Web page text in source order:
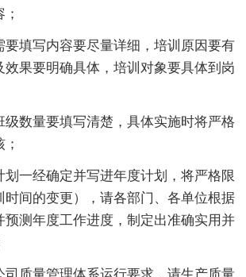
要填写内容要尽量详细，培训原因要有
效果要明确具体，培训对象要具体到岗
级数量要填写清楚，具体实施时将严格
划一经确定并写进年度计划，将严格限
时间的变更），请各部门、各单位根据
预测年度工作进度，制定出准确实用并